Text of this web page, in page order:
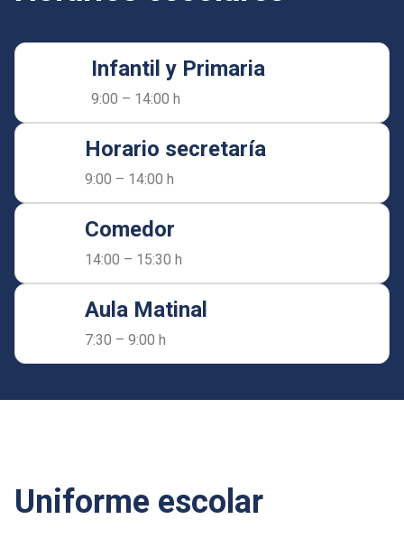
Infantil y Primaria
9:00 – 14:00 h
Horario secretaría
9:00 – 14:00 h
Comedor
14:00 – 15:30 h
Aula Matinal
7:30 – 9:00 h
Uniforme escolar